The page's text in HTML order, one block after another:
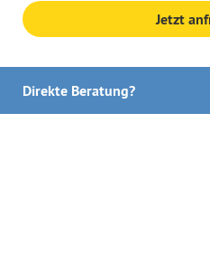
Jetzt
Direkte Beratung?